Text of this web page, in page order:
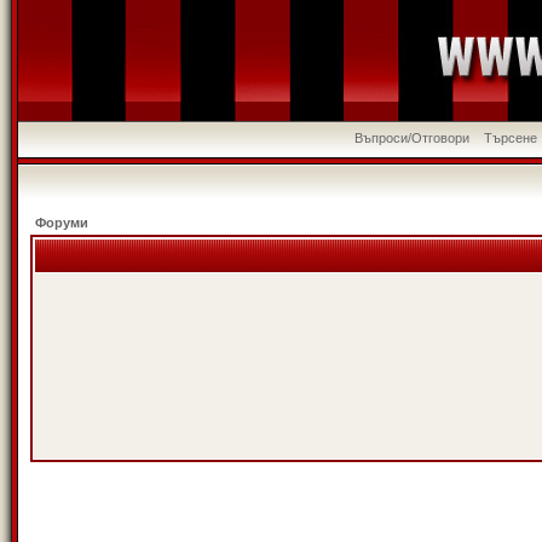
Въпроси/Отговори Търсене
Форуми